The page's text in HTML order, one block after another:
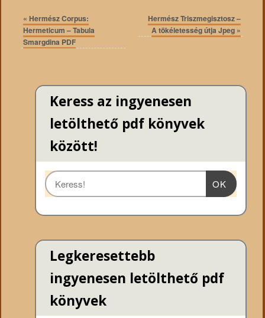
« Hermész Corpus:
Hermeticum – Tabula
Smargdina PDF
Hermész Triszmegisztosz –
A tökéletesség útja Jpeg »
Keress az ingyenesen
letölthető pdf könyvek
között!
OK
Legkeresettebb
ingyenesen letölthető pdf
könyvek